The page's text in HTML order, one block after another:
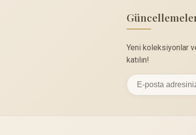
Yeni koleksiyonlar
katılın!